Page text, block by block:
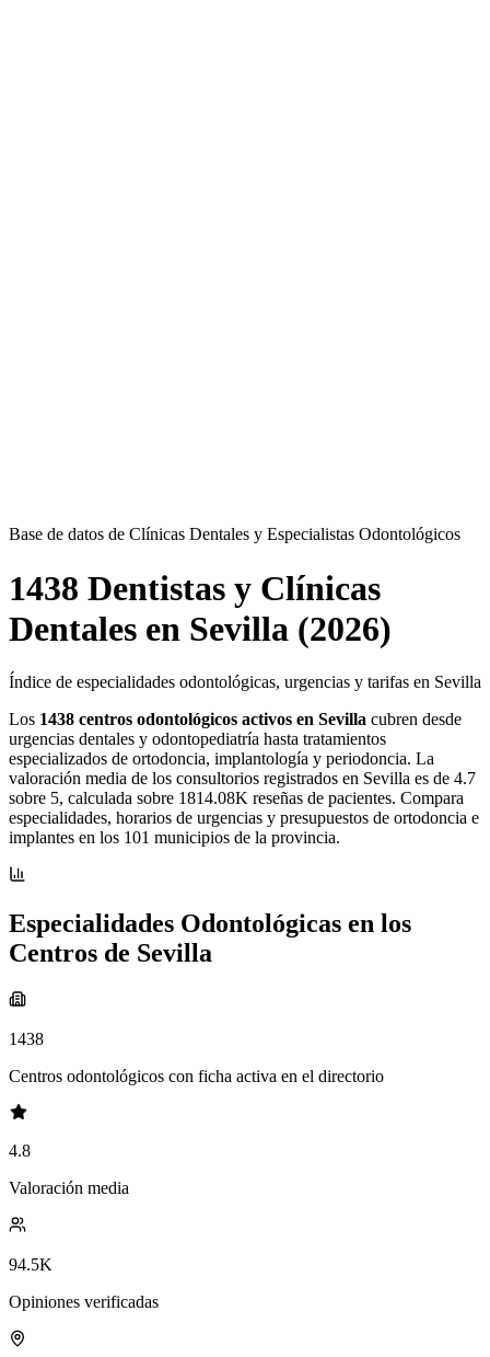
Base de datos de Clínicas Dentales y Especialistas Odontológicos
1438 Dentistas y Clínicas
Dentales en Sevilla (2026)
Índice de especialidades odontológicas, urgencias y tarifas en Sevilla
Los 1438 centros odontológicos activos en Sevilla cubren desde
urgencias dentales y odontopediatría hasta tratamientos
especializados de ortodoncia, implantología y periodoncia. La
valoración media de los consultorios registrados en Sevilla es de 4.7
sobre 5, calculada sobre 1814.08K reseñas de pacientes. Compara
especialidades, horarios de urgencias y presupuestos de ortodoncia e
implantes en los 101 municipios de la provincia.
Especialidades Odontológicas en los
Centros de Sevilla
1438
Centros odontológicos con ficha activa en el directorio
4.8
Valoración media
94.5K
Opiniones verificadas